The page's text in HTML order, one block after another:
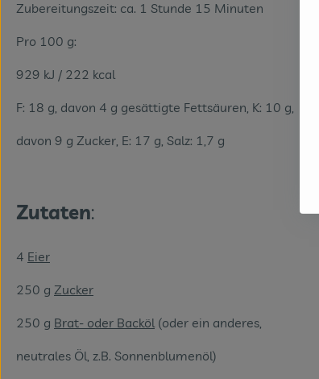
Zubereitungszeit: ca. 1 Stunde 15 Minuten
Pro 100 g:
929 kJ / 222 kcal
F: 18 g, davon 4 g gesättigte Fettsäuren, K: 10 g,
davon 9 g Zucker, E: 17 g, Salz: 1,7 g
Zutaten:
4 Eier
250 g Zucker
250 g Brat- oder Backöl (oder ein anderes,
neutrales Öl, z.B. Sonnenblumenöl)